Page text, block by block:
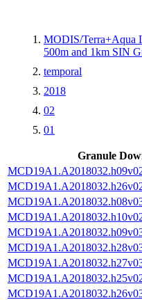
MODIS/Terra+Aqua
500m and 1km SIN
temporal
2018
02
01
Granule